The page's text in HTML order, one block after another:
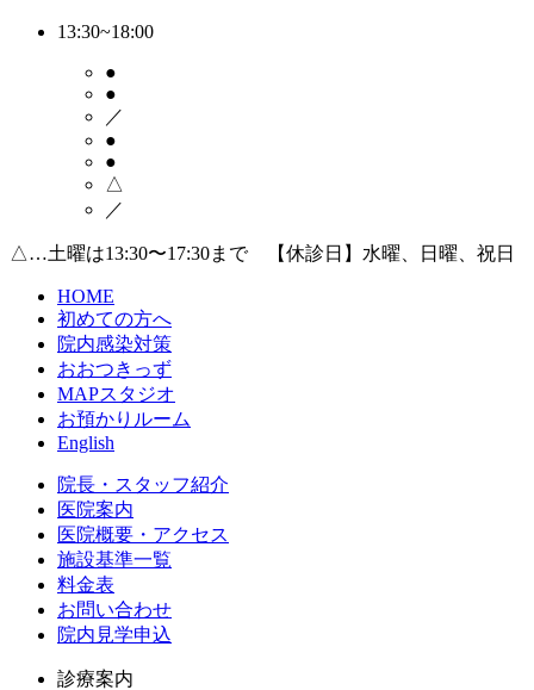
13:30~18:00
●
●
／
●
●
△
／
△…土曜は13:30〜17:30まで 【休診日】水曜、日曜、祝日
HOME
初めての方へ
院内感染対策
おおつきっず
MAPスタジオ
お預かりルーム
English
院長・スタッフ紹介
医院案内
医院概要・アクセス
施設基準一覧
料金表
お問い合わせ
院内見学申込
診療案内